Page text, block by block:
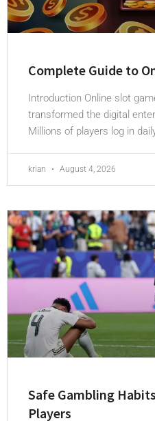
Complete Guide to
Introduction Online slot
transformed the digital
Millions of players log in
krian August 4, 2026
Safe Gambling
Players